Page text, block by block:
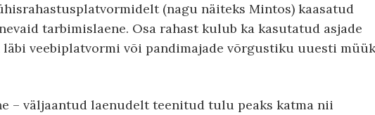
(nagu näiteks Mintos) kaasatud
tarbimislaene. Osa rahast kulub ka kasutatud asjade
veebiplatvormi või pandimajade võrgustiku uuesti
– väljaantud laenudelt teenitud tulu peaks katma nii